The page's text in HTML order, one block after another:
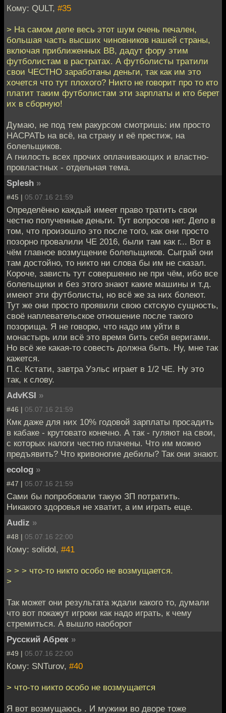
Кому: QULT, #35
> На самом деле весь этот шум очень печален,
большая часть высших чиновников нашей страны,
включая приближенных ВВ, дадут фору этим
футболистам в растратах. А футболисты тратили
свои ЧЕСТНО заработаны деньги, так как им это
хочется что тут плохого? Никто не говорит про то кто
платит таким футболистам эти зарплаты и кто берет
их в сборную!
Думаю, не под тем ракурсом смотришь: им просто
НАСРАТЬ на всё, на страну и её престиж, на
болельщиков.
А гнилость всех прочих оплачивающих и властно-
провластных - отдельная тема.
Splesh »
#45 | 05.07.16 21:59
Определённо каждый имеет право тратить свои
честно полученные деньги. Тут вопросов нет. Дело в
том, что произошло это после того, как они просто
позорно провалили ЧЕ 2016, были там как г... Вот в
чём главное возмущение болельщиков. Сыграй они
там достойно, то никто ни слова бы им не сказал.
Короче, зависть тут совершенно не при чём, ибо все
болельщики и без этого знают какие машины и т.д.
имеют эти футболисты, но всё же за них болеют.
Тут же они просто проявили свою сктскую сущность,
своё наплевательское отношение после такого
позорища. Я не говорю, что надо им уйти в
монастырь или всё это время бить себя веригами.
Но всё же какая-то совесть должна быть. Ну, мне так
кажется.
П.с. Кстати, завтра Уэльс играет в 1/2 ЧЕ. Ну это
так, к слову.
AdvKSI »
#46 | 05.07.16 21:59
Кмк даже для них 10% годовой зарплаты просадить
в кабаке - крутовато конечно. А так - гуляют на свои,
с которых налоги честно плачены. Что им можно
предъявить? Что кривоногие дебилы? Так они знают.
ecolog »
#47 | 05.07.16 21:59
Сами бы попробовали такую ЗП потратить.
Никакого здоровья не хватит, а им играть еще.
Audiz »
#48 | 05.07.16 22:00
Кому: solidol, #41
> > > что-то никто особо не возмущается.
>
Так может они результата ждали какого то, думали
что вот покажут игроки как надо играть, к чему
стремиться. А вышло наоборот
Русский Абрек »
#49 | 05.07.16 22:00
Кому: SNTurov, #40
> что-то никто особо не возмущается
Я вот возмущаюсь . И мужики во дворе тоже